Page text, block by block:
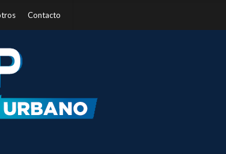
Contacto